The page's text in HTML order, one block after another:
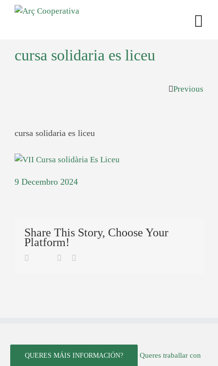
cursa solidaria es liceu
Previous
cursa solidaria es liceu
9 Decembro 2024
Share This Story, Choose Your
Platform!
Facebook
TwitterLinkedin
QUERES MÁIS INFORMACIÓN? Queres traballar con